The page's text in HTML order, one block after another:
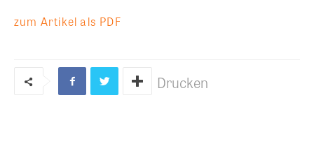
zum Artikel als PDF
Drucken